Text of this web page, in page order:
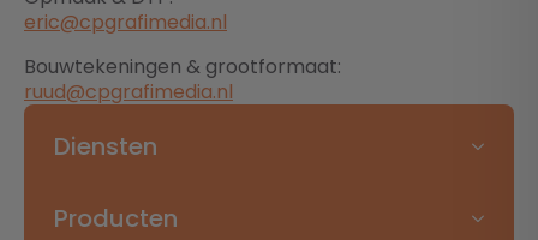
eric@cpgrafimedia.nl
Bouwtekeningen & grootformaat:
ruud@cpgrafimedia.nl
Diensten
Producten